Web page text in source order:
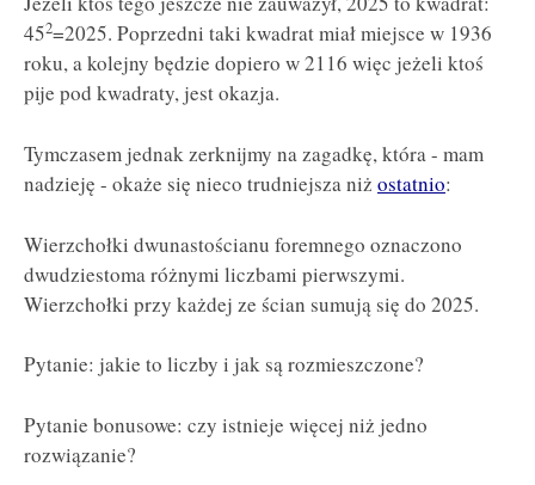
452=2025. Poprzedni taki kwadrat miał miejsce w 1936
roku, a kolejny będzie dopiero w 2116 więc jeżeli ktoś
pije pod kwadraty, jest okazja.
Tymczasem jednak zerknijmy na zagadkę, która - mam
nadzieję - okaże się nieco trudniejsza niż ostatnio:
Wierzchołki dwunastościanu foremnego oznaczono
dwudziestoma różnymi liczbami pierwszymi.
Wierzchołki przy każdej ze ścian sumują się do 2025.
Pytanie: jakie to liczby i jak są rozmieszczone?
Pytanie bonusowe: czy istnieje więcej niż jedno
rozwiązanie?